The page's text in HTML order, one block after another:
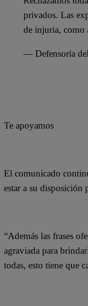
privados. Las
de injuria, como
— Defensoría
Te apoyamos
El comunicado
estar a su disposición
“Además las frases
agraviada para
todas, esto tiene que